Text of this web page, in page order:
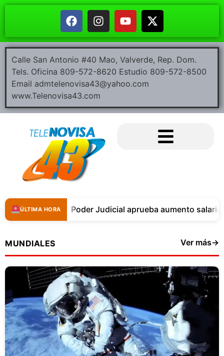
Calle San Antonio #40 Mao, Valverde, Rep. Dom.
Tels. Oficina 809-572-8620 Estudio 809-572-8500
Email admtelenovisa43@yahoo.com
www.Telenovisa43.com
ÚLTIMA HORA Poder Judicial aprueba aumento salarial
MUNDIALES Ver más→